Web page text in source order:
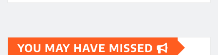
YOU MAY HAVE MISSED